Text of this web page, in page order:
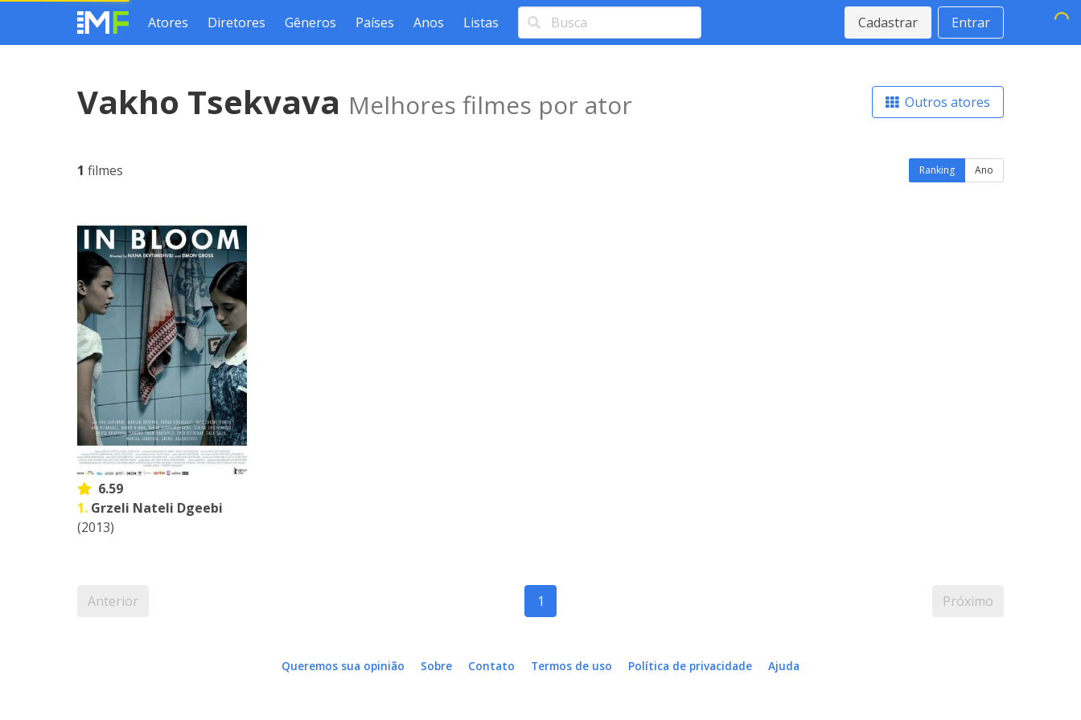
Atores Diretores Gêneros Países Anos Listas Cadastrar Entrar
Vakho Tsekvava Melhores filmes por ator Outros atores
1 filmes Ranking Ano
6.59
1. Grzeli Nateli Dgeebi
(2013)
Anterior Próximo
1
Queremos sua opinião Sobre Contato Termos de uso Política de privacidade Ajuda